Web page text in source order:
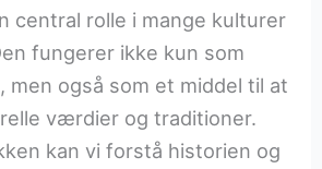
central rolle i mange kulturer
fungerer ikke kun som
men også som et middel til at
værdier og traditioner.
kan vi forstå historien og